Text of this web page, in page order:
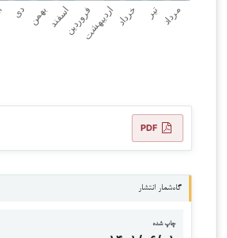
PDF
گاه‌شمار انتشار
چاپ شده